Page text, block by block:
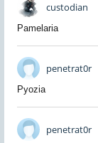
custodian
Pamelaria
penetrat0r
Pyozia
penetrat0r